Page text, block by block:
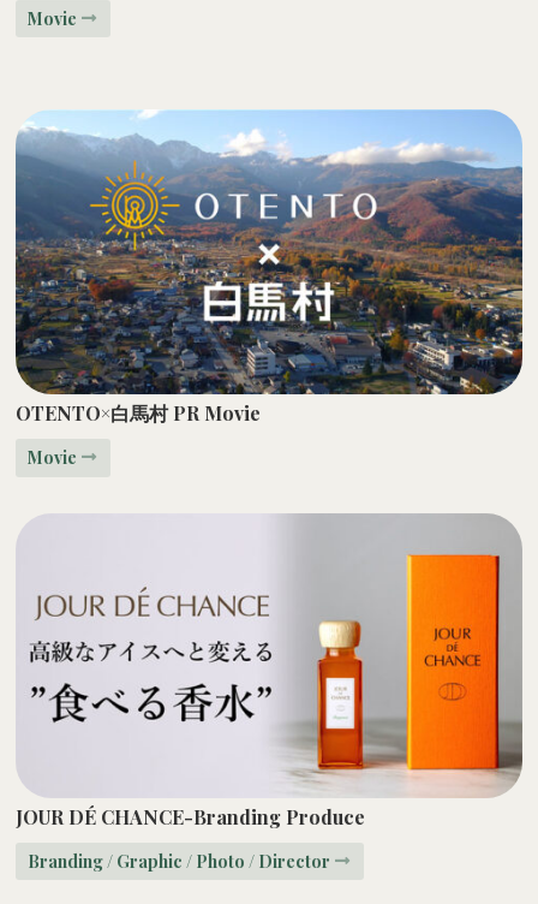
Movie
OTENTO×白馬村 PR Movie
Movie
JOUR DÉ CHANCE-Branding Produce
Branding / Graphic / Photo / Director